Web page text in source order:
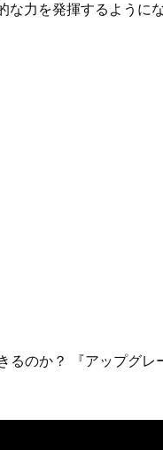
力を発揮するようにな
のか？ 『アップグレ